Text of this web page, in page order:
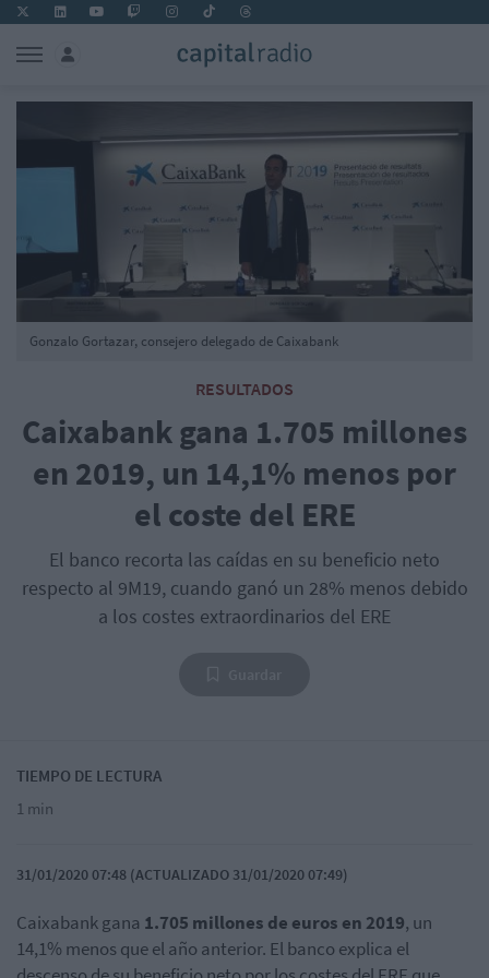
RESULTADOS
Caixabank gana 1.705 millones
en 2019, un 14,1% menos por
el coste del ERE
El banco recorta las caídas en su beneficio neto
respecto al 9M19, cuando ganó un 28% menos debido
a los costes extraordinarios del ERE
Gonzalo Gortazar, consejero delegado de Caixabank
TIEMPO DE LECTURA
1 min
31/01/2020 07:48 (ACTUALIZADO 31/01/2020 07:49)
Caixabank gana 1.705 millones de euros en 2019, un
14,1% menos que el año anterior. El banco explica el